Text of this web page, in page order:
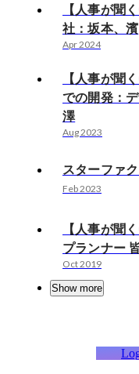
【人事が聞
社：坂本、濱
Apr 2024
【人事が聞
での開発：
澤
Aug 2023
スターファ
Feb 2023
【人事が聞
プランナー
Oct 2019
Show more